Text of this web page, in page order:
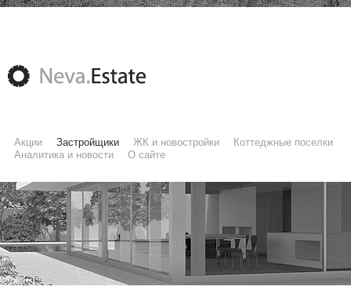
Акции Застройщики ЖК и новостройки
Коттеджные поселки
Аналитика и новости
О сайте